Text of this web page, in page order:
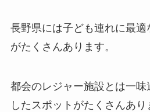
長野県には子ども連れに最適
がたくさんあります。
都会のレジャー施設とは一
したスポットがたくさんあ